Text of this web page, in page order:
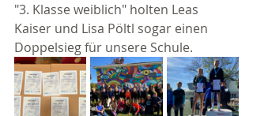
"3. Klasse weiblich" holten Leas
Kaiser und Lisa Pöltl sogar einen
Doppelsieg für unsere Schule.